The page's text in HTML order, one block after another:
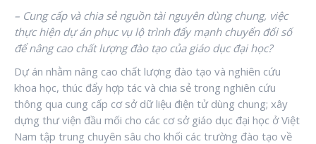
– Cung cấp và chia sẻ nguồn tài nguyên dùng chung, việc
thực hiện dự án phục vụ lộ trình đẩy mạnh chuyển đổi số
để nâng cao chất lượng đào tạo của giáo dục đại học?
Dự án nhằm nâng cao chất lượng đào tạo và nghiên cứu
khoa học, thúc đẩy hợp tác và chia sẻ trong nghiên cứu
thông qua cung cấp cơ sở dữ liệu điện tử dùng chung; xây
dựng thư viện đầu mối cho các cơ sở giáo dục đại học ở Việt
Nam tập trung chuyên sâu cho khối các trường đào tạo về